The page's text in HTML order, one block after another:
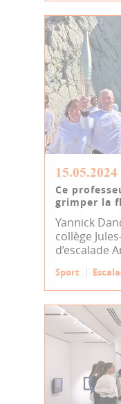
15.05.2024
Ce
grimper la
Yannick
collège
d’escalade
Sport